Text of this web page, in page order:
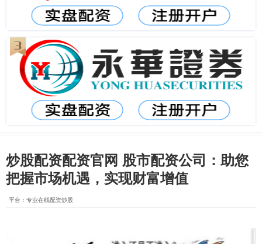
炒股配资配资官网 股市配资公司：助您
把握市场机遇，实现财富增值
平台：专业在线配资炒股